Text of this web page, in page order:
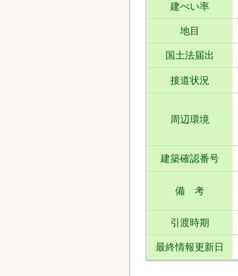
建ぺい率
地目
国土法届出
接道状況
周辺環境
建築確認番号
備 考
引渡時期
最終情報更新日